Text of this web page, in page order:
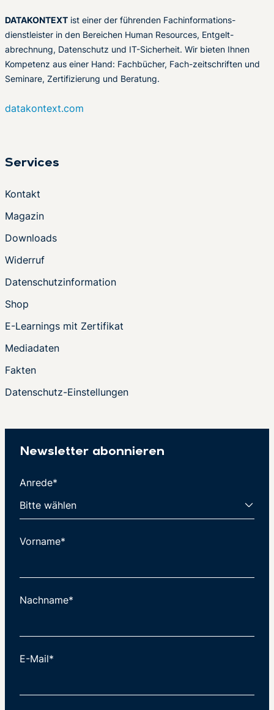
DATAKONTEXT ist einer der führenden Fachinformations-
dienstleister in den Bereichen Human Resources, Entgelt-
abrechnung, Datenschutz und IT-Sicherheit. Wir bieten Ihnen
Kompetenz aus einer Hand: Fachbücher, Fach-zeitschriften und
Seminare, Zertifizierung und Beratung.
datakontext.com
Services
Kontakt
Magazin
Downloads
Widerruf
Datenschutzinformation
Shop
E-Learnings mit Zertifikat
Mediadaten
Fakten
Datenschutz-Einstellungen
Newsletter abonnieren
Anrede*
Vorname*
Nachname*
E-Mail*